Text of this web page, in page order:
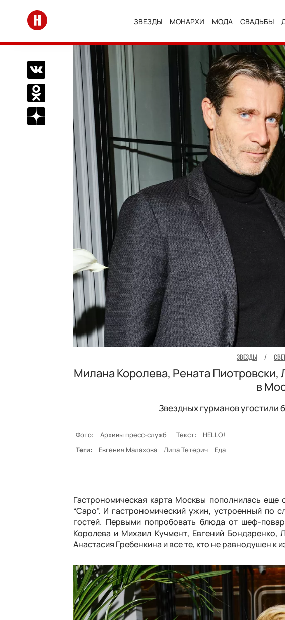
Перейти на главную
ЗВЕЗДЫ МОНАРХИ МОДА СВАДЬБЫ
Поделиться Вконтакте
Поделиться в Одноклассниках
Подписаться на нас в Дзен
ЗВЕЗДЫ /
Милана Королева, Рената Пиотровски,
в
Звездных гурманов угостили
Фото: Архивы пресс-служб Текст: HELLO!
Теги:
Евгения Малахова Липа Тетерич Еда
Гастрономическая карта Москвы пополнилась
“Саро”. И гастрономический ужин, устроенный по
гостей. Первыми попробовать блюда от шеф-
Королева и Михаил Кучмент, Евгений Бондаренко,
Анастасия Гребенкина и все те, кто не равнодушен к